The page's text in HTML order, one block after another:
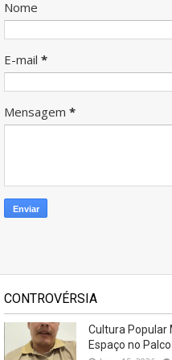
Nome
E-mail *
Mensagem *
CONTROVÉRSIA
Cultura Popular
Espaço no Palco